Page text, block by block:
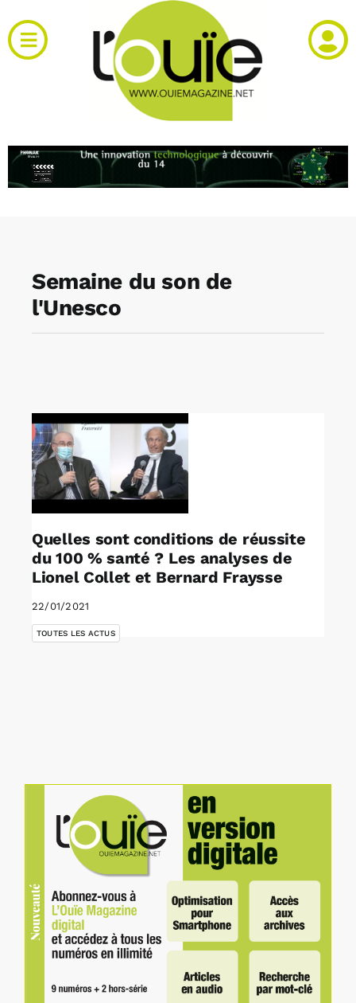
au
contenu
Toggle
Navigation
RH et emploi
Agenda
Annonces emploi
Semaine du son de
l'Unesco
Quelles sont conditions de réussite
du 100 % santé ? Les analyses de
Lionel Collet et Bernard Fraysse
22/01/2021
TOUTES LES ACTUS